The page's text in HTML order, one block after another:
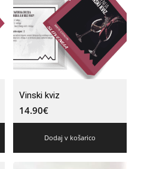
Vinski kviz
14.90€
Dodaj v košarico